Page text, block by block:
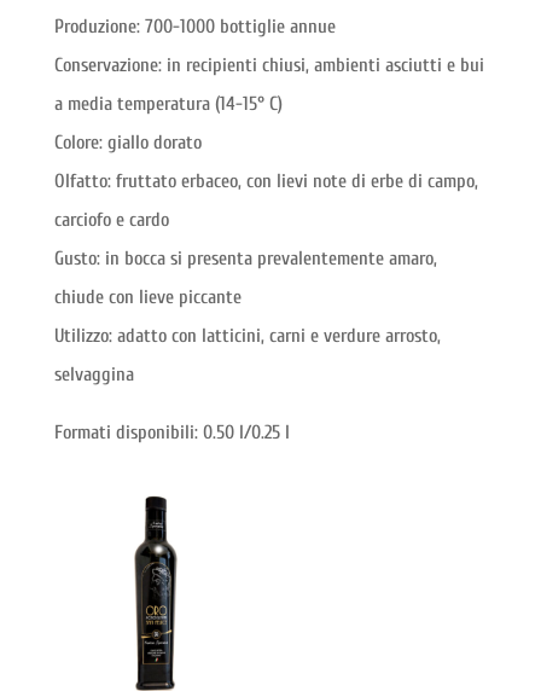
Produzione: 700-1000 bottiglie annue
Conservazione: in recipienti chiusi, ambienti asciutti e bui
a media temperatura (14-15° C)
Colore: giallo dorato
Olfatto: fruttato erbaceo, con lievi note di erbe di campo,
carciofo e cardo
Gusto: in bocca si presenta prevalentemente amaro,
chiude con lieve piccante
Utilizzo: adatto con latticini, carni e verdure arrosto,
selvaggina
Formati disponibili: 0.50 l/0.25 l